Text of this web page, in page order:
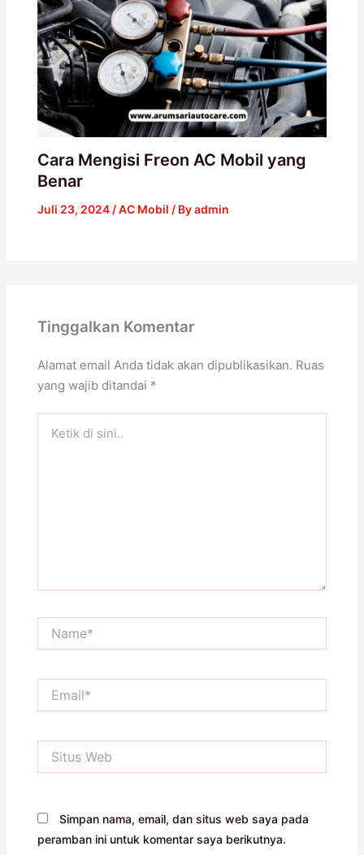
Cara Mengisi Freon AC Mobil yang
Benar
Juli 23, 2024 /AC Mobil / Byadmin
Tinggalkan Komentar
Alamat email Anda tidak akan dipublikasikan. Ruas
yang wajib ditandai *
Web
Simpan nama, email, dan situs web saya pada
peramban ini untuk komentar saya berikutnya.